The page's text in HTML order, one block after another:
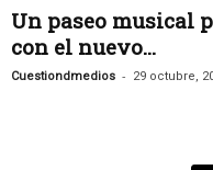
Un paseo musical
con el nuevo...
Cuestiondmedios - 29 octubre,